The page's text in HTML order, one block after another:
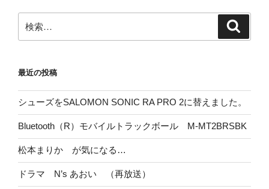
索:
最近の投稿
シューズをSALOMON SONIC RA PRO 2に替えました。
Bluetooth（R）モバイルトラックボール M-MT2BRSBK
松本まりか が気になる…
ドラマ N’s あおい （再放送）